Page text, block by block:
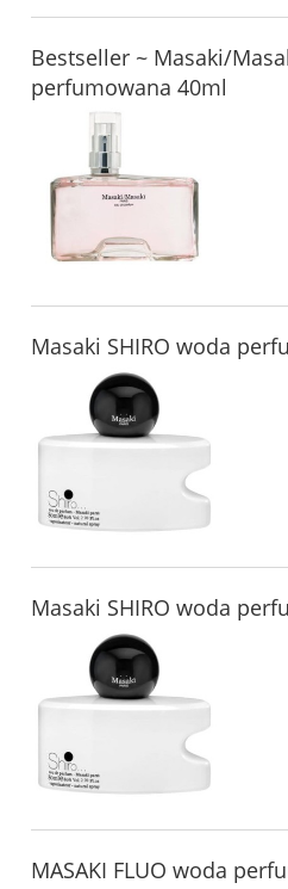
Bestseller ~ Masaki/
perfumowana 40ml
Masaki SHIRO woda
Masaki SHIRO woda
MASAKI FLUO woda